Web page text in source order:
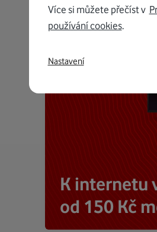
K internetu
od 150 Kč
Více si můžete přečíst v
používání cookies.
Nastavení